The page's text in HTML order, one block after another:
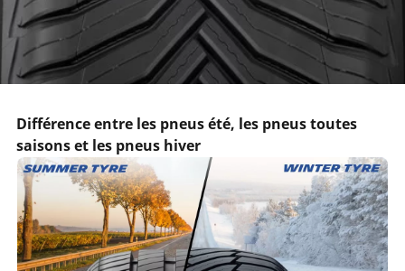
Différence entre les pneus été, les pneus toutes
saisons et les pneus hiver